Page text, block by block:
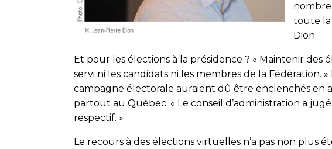
toute la
Dion.
Et pour les élections à la présidence ? « Maintenir
servi ni les candidats ni les membres de la
campagne électorale auraient dû être enclenchés en
partout au Québec. « Le conseil d’administration a
respectif. »
Le recours à des élections virtuelles n’a pas non plus